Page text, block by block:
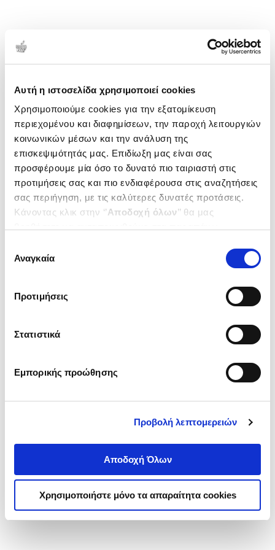
Αυτή η ιστοσελίδα χρησιμοποιεί cookies
Χρησιμοποιούμε cookies για την εξατομίκευση
περιεχομένου και διαφημίσεων, την παροχή λειτουργιών
κοινωνικών μέσων και την ανάλυση της
επισκεψιμότητάς μας. Επιδίωξη μας είναι σας
προσφέρουμε μία όσο το δυνατό πιο ταιριαστή στις
προτιμήσεις σας και πιο ενδιαφέρουσα στις αναζητήσεις
σας περιήγηση, με τις καλύτερες δυνατές προτάσεις.
Κάνοντας κλικ στην ‘’Αποδοχή όλων’’ θα μας
ενδιαφέρουν και να επιλέξετε από τα παρακάτω με την
΄΄και να ενημερωθείτε σχετικά με
συγκατάθεσης
Αναγκαία
Προτιμήσεις
Στατιστικά
Εμπορικής προώθησης
Προβολή λεπτομερειών
Αποδοχή Όλων
Χρησιμοποιήστε μόνο τα απαραίτητα cookies